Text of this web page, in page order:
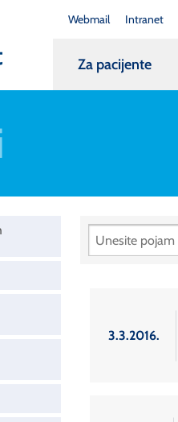
Webmail Intranet
Za pacijente
3.3.2016.